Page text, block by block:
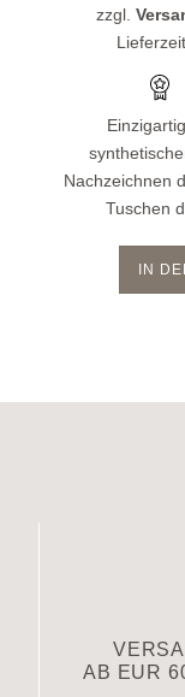
zzgl.
Nachzeichnen
Tuschen
IN
AB EUR